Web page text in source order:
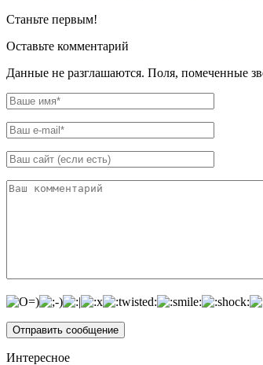
Станьте первым!
Оставьте комментарий
Данные не разглашаются. Поля, помеченные
Интересное